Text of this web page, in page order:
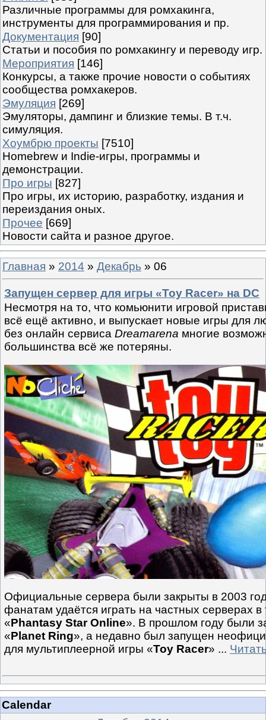
Различные программы для ромхакинга,
инструменты для программирования и пр.
Документация [90]
Статьи и пособия по ромхакингу и переводу игр.
Мероприятия [146]
Конкурсы, а также прочие новости о событиях
сообщества ромхакеров.
Эмуляция [269]
Эмуляторы, дампинг и близкие темы. В т.ч.
симуляция.
Хоумбрю проекты [7510]
Homebrew и Indie-игры, программы и
демонстрации.
Про игры [827]
Про игры, их историю, разработку, издания и
переиздания оных.
Прочее [669]
Новости сайта и разное другое.
Главная » 2014 » Декабрь » 06
Запущен сервер для игры «Toy Racer» на DC
Несмотря на то, что комьюнити игровой
всё ещё активно, и выпускает новые игры для
без онлайн сервиса Dreamarena многие
большинства всё же потеряны.
Официальные сервера были закрыты в 2003
фанатам удаётся играть на частных серверах
«Phantasy Star Online». В прошлом году были
«Planet Ring», а недавно был запущен
для мультиплеерной игры «Toy Racer» ...
Calendar